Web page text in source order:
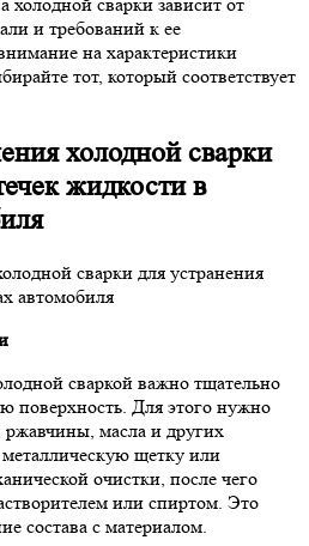
и требований к ее
на характеристики
тот, который соответствует
холодной сварки
жидкости в
сваркой важно тщательно
поверхность. Для этого нужно
ржавчины, масла и других
щетку или
очистки, после чего
или спиртом. Это
состава с материалом.